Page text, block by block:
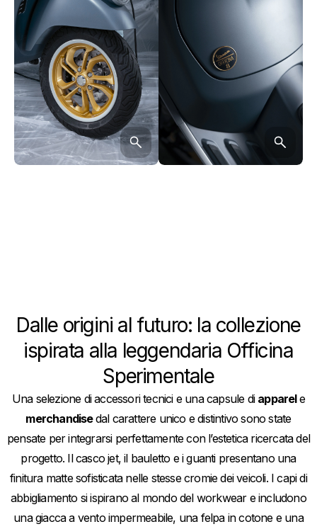
Dalle origini al futuro: la collezione
ispirata alla leggendaria Officina
Sperimentale
Una selezione di accessori tecnici e una capsule di apparele
merchandisedal carattere unico e distintivo sono state
pensate per integrarsi perfettamente con l’estetica ricercata del
progetto. Il casco jet, il bauletto e i guanti presentano una
finitura matte sofisticata nelle stesse cromie dei veicoli. I capi di
abbigliamento si ispirano al mondo del workwear e includono
una giacca a vento impermeabile, una felpa in cotone e una